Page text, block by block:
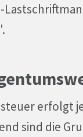
erfolgt
sind die